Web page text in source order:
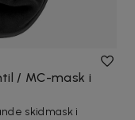
/ MC-mask i
skidmask i